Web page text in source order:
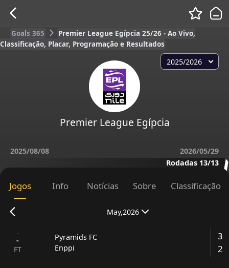
Goals 365
Premier League Egípcia 25/26 - Ao Vivo,
Classificação, Placar, Programação e Resultados
2025/2026
Premier League Egípcia
2025/08/08
2026/05/29
Rodadas 13/13
Jogos Info Notícias Sobre Classificação
May,2026
-
-
FT
Pyramids FC
Enppi
3
2